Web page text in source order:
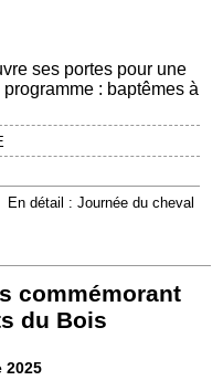
ses portes pour une
: baptêmes à
En détail : Journée du cheval
commémorant
du Bois
2025